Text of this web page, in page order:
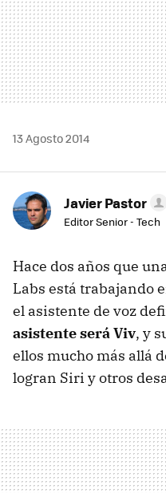
13 Agosto 2014
Javier Pastor
Editor Senior - Tech
Hace dos años que
Labs está trabajando
el asistente de voz
asistente será Viv, y
ellos mucho más allá
logran Siri y otros